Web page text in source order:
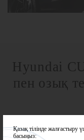
Hyundai
пен озық
Қазақ тілінде жалғастыру
басыңыз: